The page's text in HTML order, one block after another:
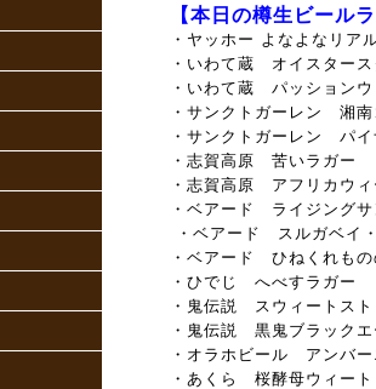
【本日の樽生ビール
・ヤッホー よなよなリア
・いわて蔵 オイスタース
・いわて蔵 パッションウ
・サンクトガーレン 湘南
・サンクトガーレン パイ
・志賀高原 苦いラガー
・志賀高原 アフリカウィ
・ベアード ライジング
・ベアード スルガベイ
・ベアード ひねくれもの
・ひでじ へべすラガー
・鬼伝説 スウィートスト
・鬼伝説 黒鬼ブラックエ
・オラホビール アンバー
・あくら 桜酵母ウィート